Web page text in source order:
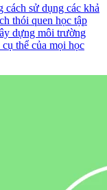
sử dụng các khả
thói quen học tập
dựng môi trường
thể của mọi học